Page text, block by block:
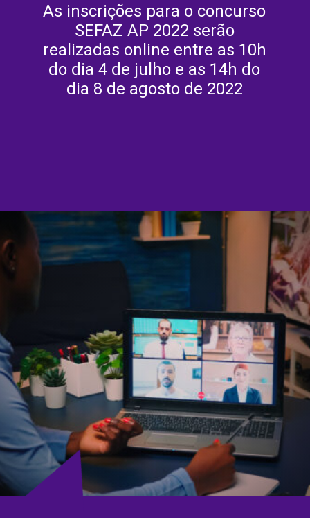
As inscrições para o concurso
SEFAZ AP 2022 serão
realizadas online entre as 10h
do dia 4 de julho e as 14h do
dia 8 de agosto de 2022
https://agenciasantarem.com.br/amp